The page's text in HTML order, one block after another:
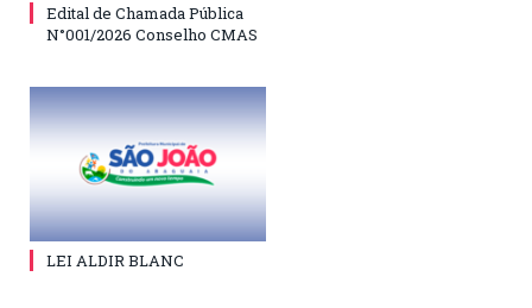
Edital de Chamada Pública
N°001/2026 Conselho CMAS
LEI ALDIR BLANC